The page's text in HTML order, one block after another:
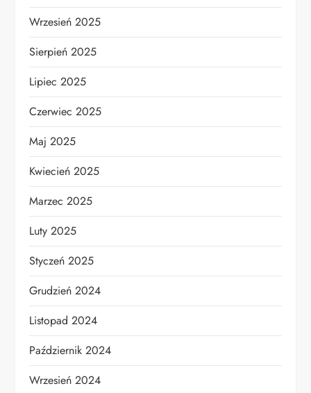
Wrzesień 2025
Sierpień 2025
Lipiec 2025
Czerwiec 2025
Maj 2025
Kwiecień 2025
Marzec 2025
Luty 2025
Styczeń 2025
Grudzień 2024
Listopad 2024
Październik 2024
Wrzesień 2024